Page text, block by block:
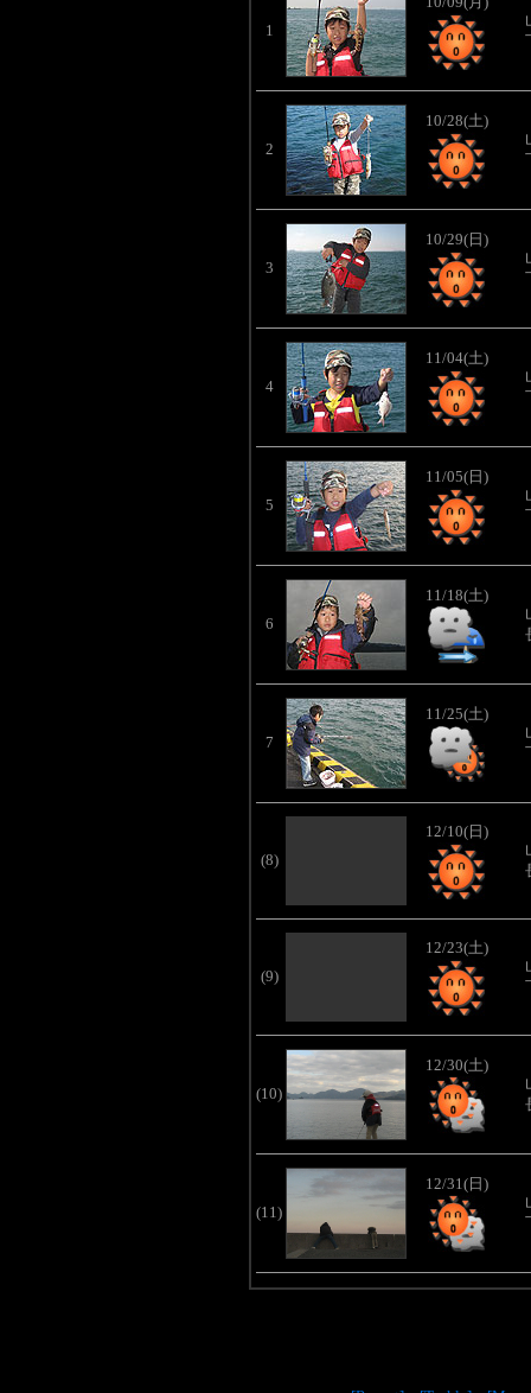
1
2
10/28(土)
3
10/29(日)
4
11/04(土)
5
11/05(日)
6
11/18(土)
7
11/25(土)
(8)
12/10(日)
(9)
12/23(土)
(10)
12/30(土)
(11)
12/31(日)